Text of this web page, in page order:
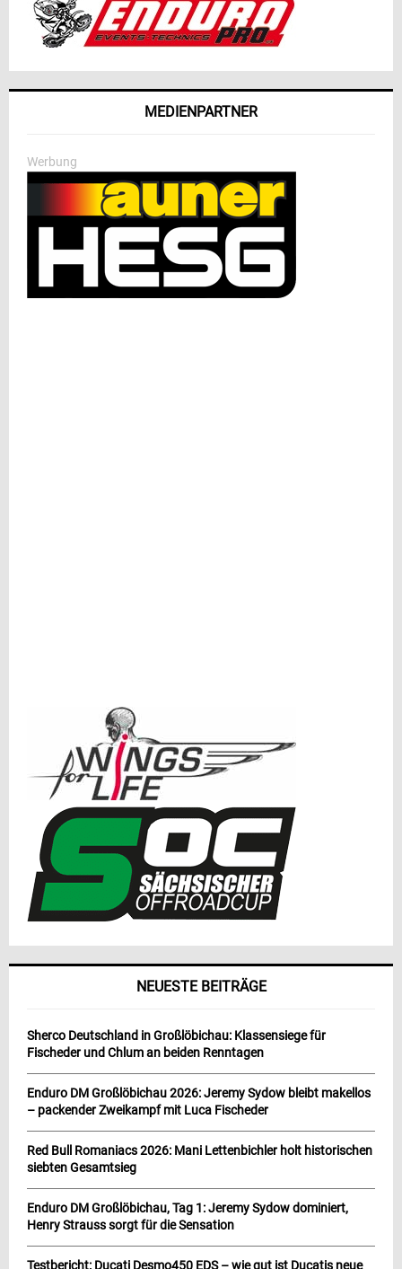
MEDIENPARTNER
Werbung
NEUESTE BEITRÄGE
Sherco Deutschland in Großlöbichau: Klassensiege für
Fischeder und Chlum an beiden Renntagen
Enduro DM Großlöbichau 2026: Jeremy Sydow bleibt makellos
– packender Zweikampf mit Luca Fischeder
Red Bull Romaniacs 2026: Mani Lettenbichler holt historischen
siebten Gesamtsieg
Enduro DM Großlöbichau, Tag 1: Jeremy Sydow dominiert,
Henry Strauss sorgt für die Sensation
Testbericht: Ducati Desmo450 EDS – wie gut ist Ducatis neue